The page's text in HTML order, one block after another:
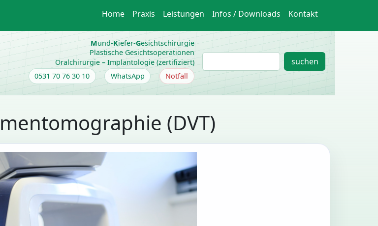
Home Praxis Leistungen Infos / Downloads Kontakt
Mund-Kiefer-Gesichtschirurgie
Plastische Gesichtsoperationen
Oralchirurgie – Implantologie (zertifiziert)
0531 70 76 30 10
WhatsApp Notfall
S
u
e
suchen
(DVT)